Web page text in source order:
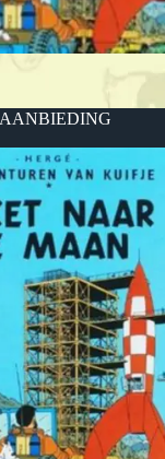
AANBIEDING